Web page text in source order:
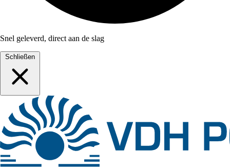
Snel geleverd, direct aan de slag
Schließen